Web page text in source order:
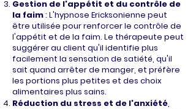
Gestion de l'appétit et du contrôle de
la faim: L'hypnose Ericksonienne peut
être utilisée pour renforcer le contrôle de
l'appétit et de la faim. Le thérapeute peut
suggérer au client qu'il identifie plus
facilement la sensation de satiété, qu'il
sait quand arrêter de manger, et préfère
les portions plus petites et des choix
alimentaires plus sains.
Réduction du stress et de l'anxiété,